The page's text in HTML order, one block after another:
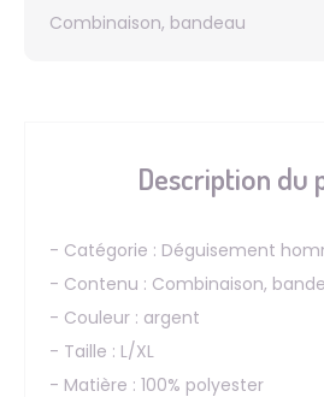
Combinaison, bandeau
Description du
- Catégorie : Déguisement
- Contenu : Combinaison,
- Couleur : argent
- Taille : L/XL
- Matière : 100% polyester